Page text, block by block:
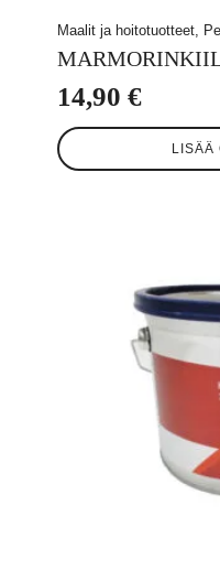
Maalit ja hoitotuotteet,
14,90 €
LISÄÄ